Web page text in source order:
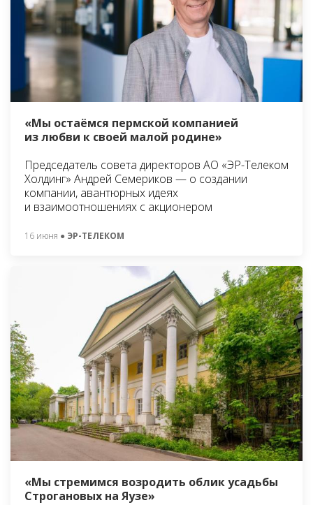
«Мы остаёмся пермской компанией
из любви к своей малой родине»
Председатель совета директоров АО «ЭР-Телеком
Холдинг» Андрей Семериков — о создании
компании, авантюрных идеях
и взаимоотношениях с акционером
16 июня ● ЭР-ТЕЛЕКОМ
«Мы стремимся возродить облик усадьбы
Строгановых на Яузе»